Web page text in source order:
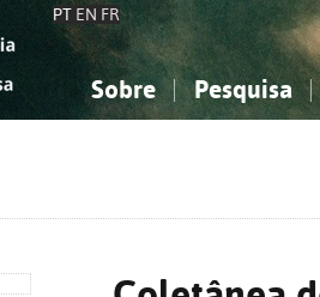
PT EN FR
Sobre Pesquisa